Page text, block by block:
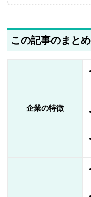
この記事のまとめ
企業の特徴